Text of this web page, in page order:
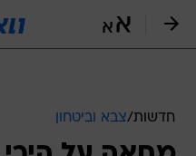
חדשות/צבא וביטחון